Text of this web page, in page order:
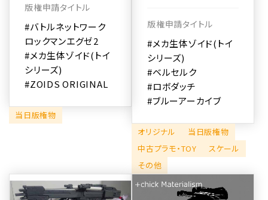
版権申請タイトル
#バトルネットワーク
ロックマンエグゼ2
#メカ生体ゾイド(トイ
シリーズ)
#ZOIDS ORIGINAL
当日版権物
版権申請タイトル
#メカ生体ゾイド(トイ
シリーズ)
#ベルセルク
#ロボダッチ
#ブルーアーカイブ
オリジナル
当日版権物
中古プラモ・TOY
スケール
その他